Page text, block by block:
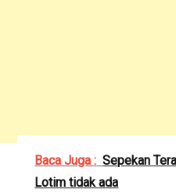
Baca Juga : Sepekan
Lotim tidak ada